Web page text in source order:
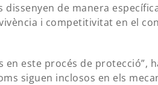
de manera
i competitivitat en el
en este procés de protecció”,
siguen inclosos en els